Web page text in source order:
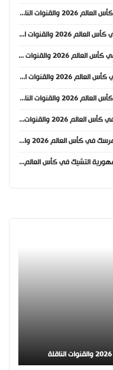
موعد مباراة أستراليا وتركيا في كأس العالم 2026 والقنوات الناقلة
موعد مباراة ألمانيا وكوراساو في كأس العالم 2026 والقنوات الناقلة
موعد مباراة هايتي واسكتلندا في كأس العالم 2026 والقنوات الناقلة
موعد مباراة البرازيل والمغرب في كأس العالم 2026 والقنوات الناقلة
موعد مباراة قطر وسويسرا في كأس العالم 2026 والقنوات الناقلة
موعد مباراة أمريكا والباراغواي في كأس العالم 2026 والقنوات الناقلة
موعد مباراة كندا والبوسنة والهرسك في كأس العالم 2026 والقنوات الناقلة
موعد مباراة كوريا الجنوبية وجمهورية التشيك في كأس العالم 2026 والقنوات الناقلة